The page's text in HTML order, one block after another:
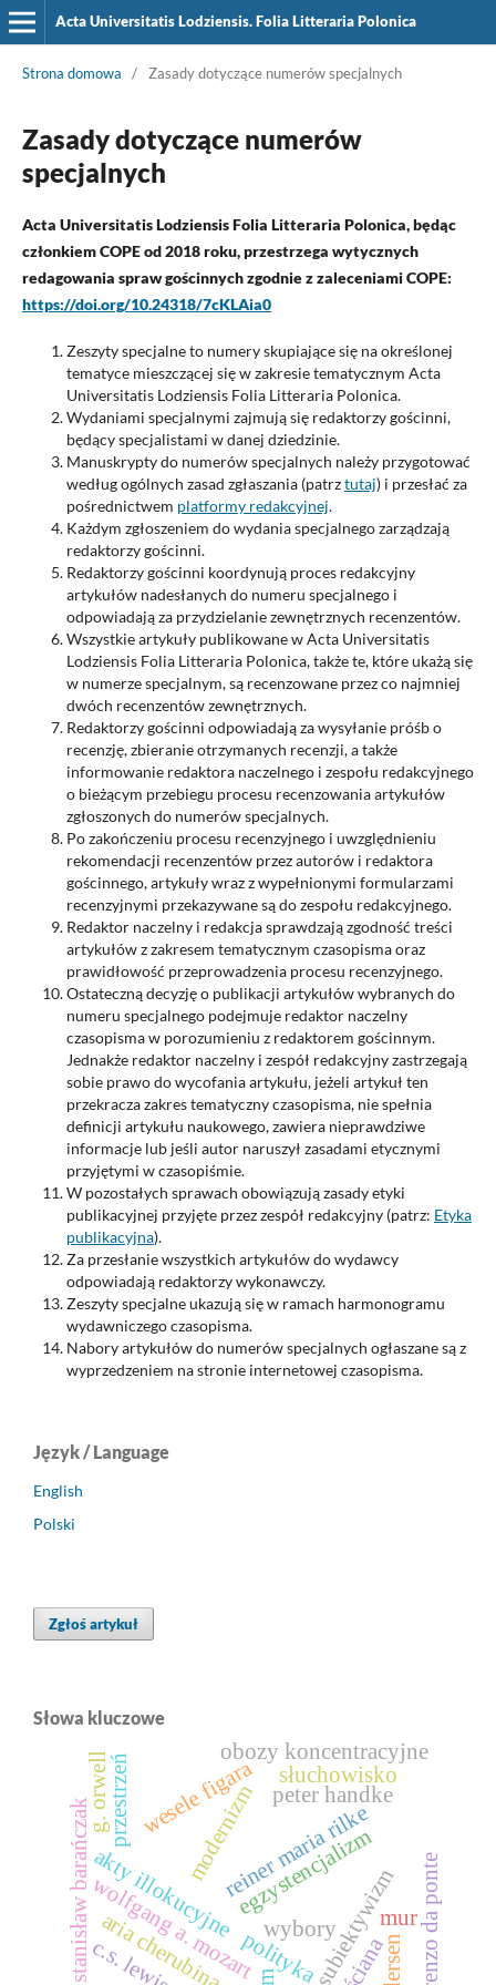
Acta Universitatis Lodziensis. Folia Litteraria Polonica
Strona domowa / Zasady dotyczące numerów specjalnych
Zasady dotyczące numerów
specjalnych
Acta Universitatis Lodziensis Folia Litteraria Polonica, będąc
członkiem COPE od 2018 roku, przestrzega wytycznych
redagowania spraw gościnnych zgodnie z zaleceniami COPE:
https://doi.org/10.24318/7cKLAia0
Zeszyty specjalne to numery skupiające się na określonej
tematyce mieszczącej się w zakresie tematycznym Acta
Universitatis Lodziensis Folia Litteraria Polonica.
Wydaniami specjalnymi zajmują się redaktorzy gościnni,
będący specjalistami w danej dziedzinie.
Manuskrypty do numerów specjalnych należy przygotować
według ogólnych zasad zgłaszania (patrztutaj) i przesłać za
pośrednictwem platformy redakcyjnej.
Każdym zgłoszeniem do wydania specjalnego zarządzają
redaktorzy gościnni.
Redaktorzy gościnni koordynują proces redakcyjny
artykułów nadesłanych do numeru specjalnego i
odpowiadają za przydzielanie zewnętrznych recenzentów.
Wszystkie artykuły publikowane w Acta Universitatis
Lodziensis Folia Litteraria Polonica, także te, które ukażą się
w numerze specjalnym, są recenzowane przez co najmniej
dwóch recenzentów zewnętrznych.
Redaktorzy gościnni odpowiadają za wysyłanie próśb o
recenzję, zbieranie otrzymanych recenzji, a także
informowanie redaktora naczelnego i zespołu redakcyjnego
o bieżącym przebiegu procesu recenzowania artykułów
zgłoszonych do numerów specjalnych.
Po zakończeniu procesu recenzyjnego i uwzględnieniu
rekomendacji recenzentów przez autorów i redaktora
gościnnego, artykuły wraz z wypełnionymi formularzami
recenzyjnymi przekazywane są do zespołu redakcyjnego.
Redaktor naczelny i redakcja sprawdzają zgodność treści
artykułów z zakresem tematycznym czasopisma oraz
prawidłowość przeprowadzenia procesu recenzyjnego.
Ostateczną decyzję o publikacji artykułów wybranych do
numeru specjalnego podejmuje redaktor naczelny
czasopisma w porozumieniu z redaktorem gościnnym.
Jednakże redaktor naczelny i zespół redakcyjny zastrzegają
sobie prawo do wycofania artykułu, jeżeli artykuł ten
przekracza zakres tematyczny czasopisma, nie spełnia
definicji artykułu naukowego, zawiera nieprawdziwe
informacje lub jeśli autor naruszył zasadami etycznymi
przyjętymi w czasopiśmie.
W pozostałych sprawach obowiązują zasady etyki
publikacyjnej przyjęte przez zespół redakcyjny (patrz: Etyka
publikacyjna).
Za przesłanie wszystkich artykułów do wydawcy
odpowiadają redaktorzy wykonawczy.
Zeszyty specjalne ukazują się w ramach harmonogramu
wydawniczego czasopisma.
Nabory artykułów do numerów specjalnych ogłaszane są z
wyprzedzeniem na stronie internetowej czasopisma.
Język / Language
English
Polski
Zgłoś artykuł
Słowa kluczowe
reiner maria rilke
peter handke
modernizmegzystencjalizm
subiektywizm
akty illokucyjne wybory
polityka
stanisław barańczakwolfgang a. mozart lorenzo da ponte
wesele figara
aria cherubina
obozy koncentracyjne
mur
ściana
przestrzeń
g. orwell
c.s. lewis
słuchowisko